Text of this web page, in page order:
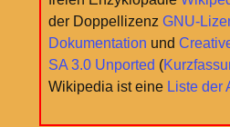
der Doppellizenz GNU-
Dokumentation und
SA 3.0 Unported (
Wikipedia ist eine Liste der